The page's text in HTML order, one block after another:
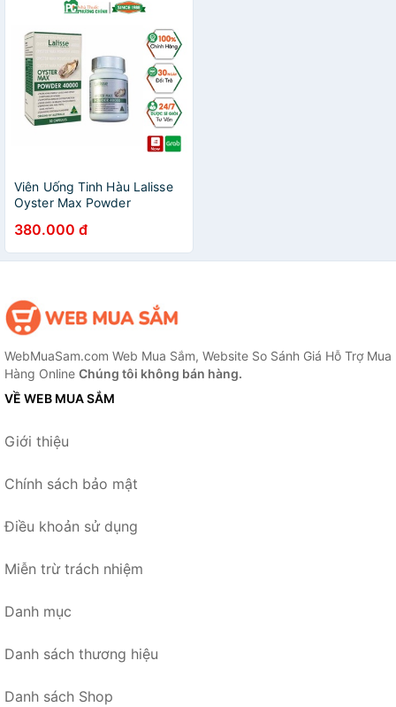
Viên Uống Tinh Hàu Lalisse
Oyster Max Powder
Hoạt Chất Tăng Cường Sinh
Lực Cơ Thể - 30 Viên
380.000 đ
WebMuaSam.com Web Mua Sắm, Website So Sánh Giá Hỗ Trợ Mua
Hàng Online Chúng tôi không bán hàng.
VỀ WEB MUA SẮM
Giới thiệu
Chính sách bảo mật
Điều khoản sử dụng
Miễn trừ trách nhiệm
Danh mục
Danh sách thương hiệu
Danh sách Shop